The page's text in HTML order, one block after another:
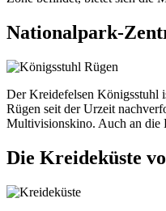
Nationalpark-
Der Kreidefelsen Königsstuhl
Rügen seit der Urzeit
Multivisionskino. Auch an die
Die Kreideküste